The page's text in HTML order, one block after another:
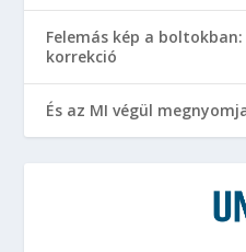
Felemás kép a boltokban:
korrekció
És az MI végül